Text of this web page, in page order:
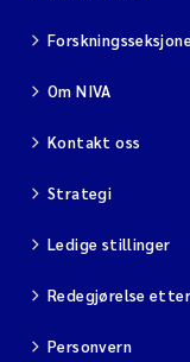
Om NIVA
Kontakt oss
Strategi
Ledige stillinger
Redegjørelse
Personvern